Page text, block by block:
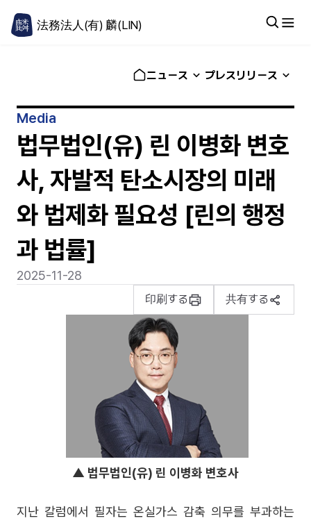
法務法人(有) 麟(LIN)
ニュース プレスリリース
Media
법무법인(유) 린 이병화 변호
사, 자발적 탄소시장의 미래
와 법제화 필요성 [린의 행정
과 법률]
2025-11-28
印刷する 共有する
▲ 법무법인(유) 린 이병화 변호사
지난 칼럼에서 필자는 온실가스 감축 의무를 부과하는